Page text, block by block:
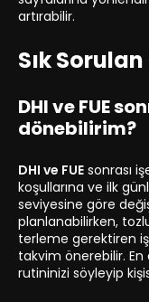
artırabilir.
Sık
DHI ve FUE
dönebilirim?
DHI ve FUE sonrası
koşullarına ve ilk
seviyesine göre
planlanabilirken,
terleme gerektiren
takvim önerebilir.
rutininizi söyleyip